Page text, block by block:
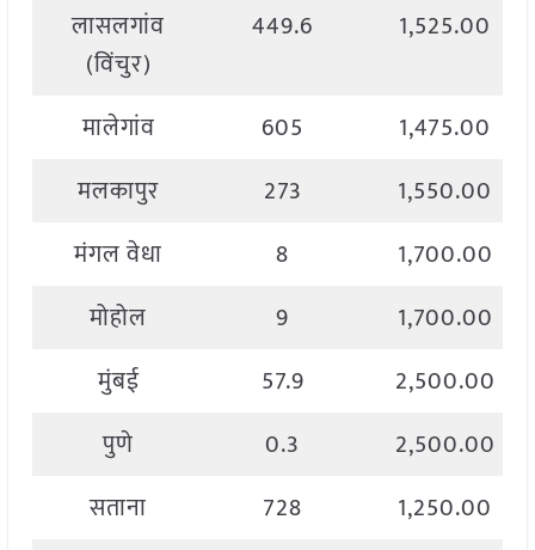
लासलगांव
(विंचुर)
449.6 1,525.00
मालेगांव 605
1,475.00
मलकापुर
273
1,550.00
मंगल वेधा
8
1,700.00
मोहोल
9
1,700.00
मुंबई
57.9
2,500.00
पुणे
0.3
2,500.00
सताना
728
1,250.00